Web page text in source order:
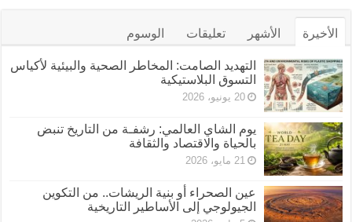
الأخيرة الأشهر تعليقات الوسوم
التهديد الصامت: المخاطر الصحية والبيئية لأكياس
التسوق البلاستيكية
20 يونيو، 2026
يوم الشاي العالمي: رشفـة من التاريخ تنبض
بالحياة والاقتصاد والثقافة
21 مايو، 2026
عين الصحراء أو بنية الريشات.. من التكوين
الجيولوجي إلى الأساطير التاريخية